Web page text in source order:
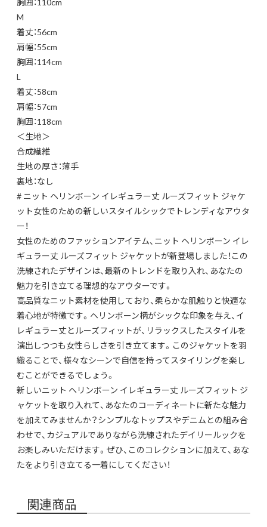
M
着丈：56cm
肩幅：55cm
胸囲：114cm
L
着丈：58cm
肩幅：57cm
胸囲：118cm
＜生地＞
合成繊維
生地の厚さ：薄手
裏地：なし
# ニット ヘリンボーン イレギュラー丈 ルーズフィット ジャケ
ット女性のための新しいスタイルシックでトレンディなアウタ
ー！
女性のためのファッションアイテム、ニット ヘリンボーン イレ
ギュラー丈 ルーズフィット ジャケットが新登場しました！この
洗練されたデザインは、最新のトレンドを取り入れ、あなたの
魅力を引き立てる理想的なアウターです。
高品質なニット素材を使用しており、柔らかな肌触りと快適な
着心地が特徴です。ヘリンボーン柄がシックな印象を与え、イ
レギュラー丈とルーズフィットが、リラックスしたスタイルを
演出しつつも女性らしさを引き立てます。このジャケットを羽
織ることで、様々なシーンで自信を持ってスタイリングを楽し
むことができるでしょう。
新しいニット ヘリンボーン イレギュラー丈 ルーズフィット ジ
ャケットを取り入れて、あなたのコーディネートに新たな魅力
を加えてみませんか？シンプルなトップスやデニムとの組み合
わせで、カジュアルでありながら洗練されたデイリールックを
お楽しみいただけます。ぜひ、このコレクションに加えて、あな
たをより引き立てる一着にしてください！
関連商品